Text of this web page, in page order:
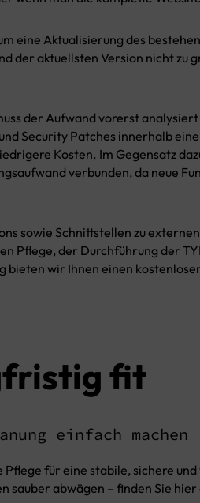
eine Aktualisierung des
der aktuellsten Version nicht zu
der Aufwand vorerst
Security Patches innerhalb
Kosten. Im Gegensatz
verbunden, da neue
sowie Schnittstellen zu
Pflege, der Durchführung der
bieten wir Ihnen einen
fit
einfach machen
für eine stabile, sichere
sauber abwägen – finden Sie